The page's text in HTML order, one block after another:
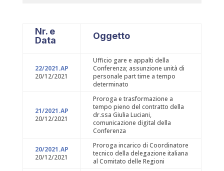
Nr. e
Data
Oggetto
22/2021.AP
20/12/2021
Ufficio gare e appalti della
Conferenza; assunzione unità di
personale part time a tempo
determinato
21/2021.AP
20/12/2021
Proroga e trasformazione a
tempo pieno del contratto della
dr.ssa Giulia Luciani,
comunicazione digital della
Conferenza
20/2021.AP
20/12/2021
Proroga incarico di Coordinatore
tecnico della delegazione italiana
al Comitato delle Regioni